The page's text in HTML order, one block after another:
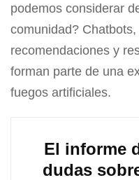
podemos considerar
comunidad?
recomendaciones y
forman parte de una
fuegos artificiales.
El informe
dudas